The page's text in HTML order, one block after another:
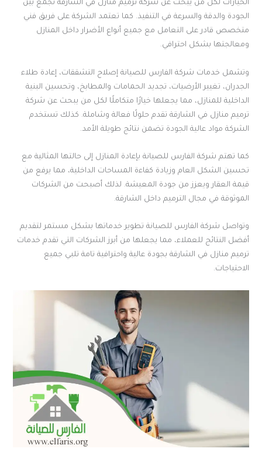
الخيارات لكل من يبحث عن شركة ترميم منازل في الشارقة تجمع بين
الجودة والدقة والسرعة في التنفيذ. كما تعتمد الشركة على فريق فني
متخصص قادر على التعامل مع جميع أنواع الأضرار داخل المنازل
ومعالجتها بشكل احترافي.
وتشمل خدمات شركة الفارس للصيانة إصلاح التشققات، إعادة طلاء
الجدران، تغيير الأرضيات، تجديد الحمامات والمطابخ، وتحسين البنية
الداخلية للمنازل، مما يجعلها خيارًا متكاملًا لكل من يبحث عن شركة
ترميم منازل في الشارقة تقدم حلولًا فعالة وشاملة. كذلك تستخدم
الشركة مواد عالية الجودة تضمن نتائج طويلة الأمد.
كما تهتم شركة الفارس للصيانة بإعادة المنازل إلى حالتها المثالية مع
تحسين الشكل العام وزيادة كفاءة المساحات الداخلية، مما يرفع من
قيمة العقار ويعزز من جودة المعيشة. لذلك أصبحت من الشركات
الموثوقة في مجال الترميم داخل الشارقة.
وتواصل شركة الفارس للصيانة تطوير خدماتها بشكل مستمر لتقديم
أفضل النتائج للعملاء، مما يجعلها من أبرز الشركات التي تقدم خدمات
ترميم منازل في الشارقة بجودة عالية واحترافية تامة تلبي جميع
الاحتياجات.